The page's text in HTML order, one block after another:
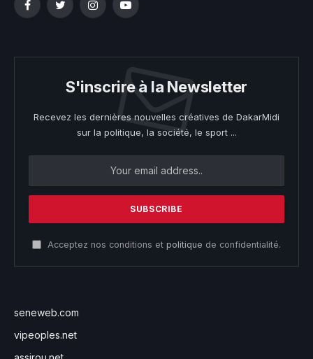
FacebookTwitterInstagramYouTube
S'inscrire à la Newsletter
Recevez les dernières nouvelles créatives de DakarMidi
sur la politique, la société, le sport ...
Acceptez nos conditions et politique de confidentialité.
seneweb.com
vipeoples.net